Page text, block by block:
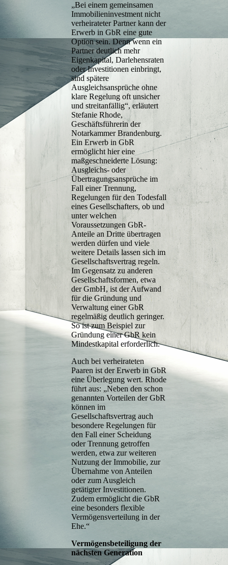
„Bei einem gemeinsamen
Immobilieninvestment nicht
verheirateter Partner kann der
Erwerb in GbR eine gute
Option sein. Denn wenn ein
Partner deutlich mehr
Eigenkapital, Darlehensraten
oder Investitionen einbringt,
sind spätere
Ausgleichsansprüche ohne
klare Regelung oft unsicher
und streitanfällig“, erläutert
Stefanie Rhode,
Geschäftsführerin der
Notarkammer Brandenburg.
Ein Erwerb in GbR
ermöglicht hier eine
maßgeschneiderte Lösung:
Ausgleichs- oder
Übertragungsansprüche im
Fall einer Trennung,
Regelungen für den Todesfall
eines Gesellschafters, ob und
unter welchen
Voraussetzungen GbR-
Anteile an Dritte übertragen
werden dürfen und viele
weitere Details lassen sich im
Gesellschaftsvertrag regeln.
Im Gegensatz zu anderen
Gesellschaftsformen, etwa
der GmbH, ist der Aufwand
für die Gründung und
Verwaltung einer GbR
regelmäßig deutlich geringer.
So ist zum Beispiel zur
Gründung einer GbR kein
Mindestkapital erforderlich.
Auch bei verheirateten
Paaren ist der Erwerb in GbR
eine Überlegung wert. Rhode
führt aus: „Neben den schon
genannten Vorteilen der GbR
können im
Gesellschaftsvertrag auch
besondere Regelungen für
den Fall einer Scheidung
oder Trennung getroffen
werden, etwa zur weiteren
Nutzung der Immobilie, zur
Übernahme von Anteilen
oder zum Ausgleich
getätigter Investitionen.
Zudem ermöglicht die GbR
eine besonders flexible
Vermögensverteilung in der
Ehe.“
Vermögensbeteiligung der
nächsten Generation